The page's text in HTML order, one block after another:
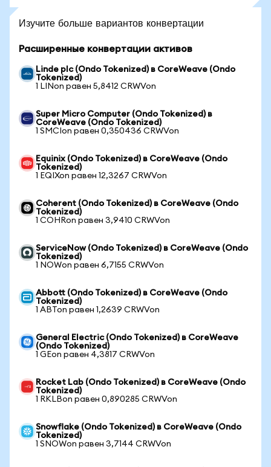
Изучите больше вариантов конвертации
Расширенные конвертации активов
Linde plc (Ondo Tokenized) в CoreWeave (Ondo
Tokenized)
1 LINon равен 5,8412 CRWVon
Super Micro Computer (Ondo Tokenized) в
CoreWeave (Ondo Tokenized)
1 SMCIon равен 0,350436 CRWVon
Equinix (Ondo Tokenized) в CoreWeave (Ondo
Tokenized)
1 EQIXon равен 12,3267 CRWVon
Coherent (Ondo Tokenized) в CoreWeave (Ondo
Tokenized)
1 COHRon равен 3,9410 CRWVon
ServiceNow (Ondo Tokenized) в CoreWeave (Ondo
Tokenized)
1 NOWon равен 6,7155 CRWVon
Abbott (Ondo Tokenized) в CoreWeave (Ondo
Tokenized)
1 ABTon равен 1,2639 CRWVon
General Electric (Ondo Tokenized) в CoreWeave
(Ondo Tokenized)
1 GEon равен 4,3817 CRWVon
Rocket Lab (Ondo Tokenized) в CoreWeave (Ondo
Tokenized)
1 RKLBon равен 0,890285 CRWVon
Snowflake (Ondo Tokenized) в CoreWeave (Ondo
Tokenized)
1 SNOWon равен 3,7144 CRWVon